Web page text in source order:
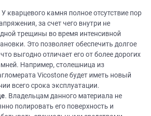
У кварцевого камня полное отсутствие пор
за счет чего внутри не
трещины во время интенсивной
Это позволяет обеспечить долгое
выгодно отличает его от более дорогих
Например, столешница из
Vicostone будет иметь новый
всего срока эксплуатации.
. Владельцам данного материала не
полировать его поверхность и